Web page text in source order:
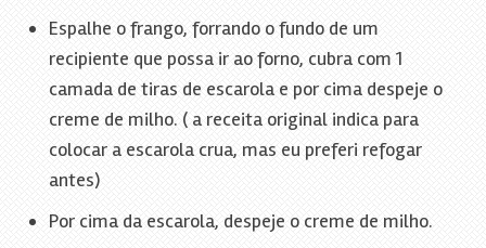
Espalhe o frango, forrando o fundo de um
recipiente que possa ir ao forno, cubra com 1
camada de tiras de escarola e por cima despeje o
creme de milho. ( a receita original indica para
colocar a escarola crua, mas eu preferi refogar
antes)
Por cima da escarola, despeje o creme de milho.